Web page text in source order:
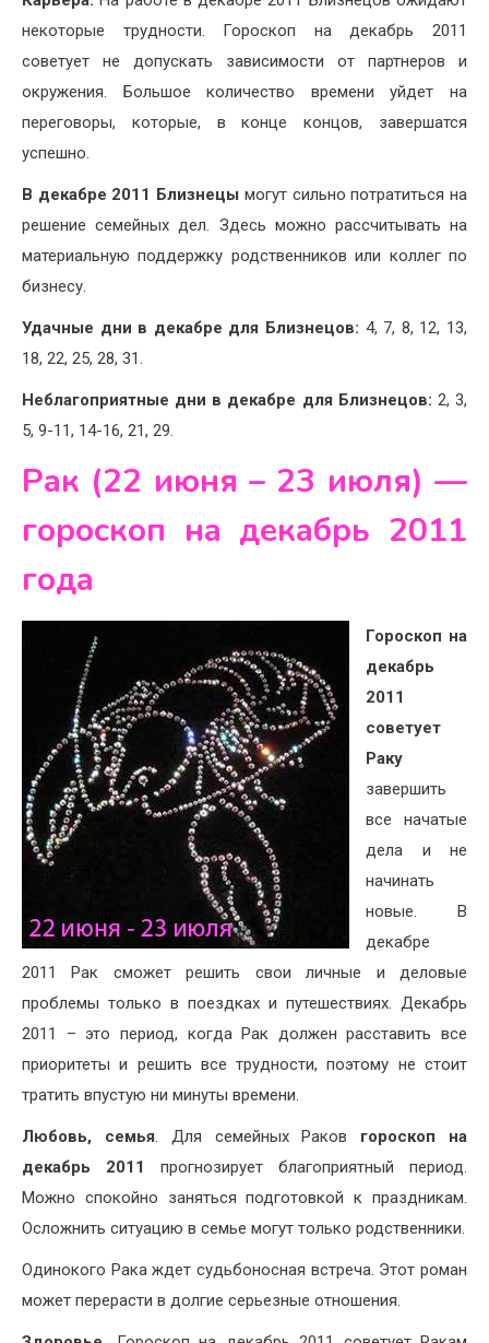
некоторые трудности. Гороскоп на декабрь 2011
советует не допускать зависимости от партнеров и
окружения. Большое количество времени уйдет на
переговоры, которые, в конце концов, завершатся
успешно.
В декабре 2011 Близнецы могут сильно потратиться на
решение семейных дел. Здесь можно рассчитывать на
материальную поддержку родственников или коллег по
бизнесу.
Удачные дни в декабре для Близнецов: 4, 7, 8, 12, 13,
18, 22, 25, 28, 31.
Неблагоприятные дни в декабре для Близнецов: 2, 3,
5, 9-11, 14-16, 21, 29.
Рак (22 июня – 23 июля) —
гороскоп на декабрь 2011
года
Гороскоп на
декабрь
2011
советует
Раку
завершить
все начатые
дела и не
начинать
новые. В
декабре
2011 Рак сможет решить свои личные и деловые
проблемы только в поездках и путешествиях. Декабрь
2011 – это период, когда Рак должен расставить все
приоритеты и решить все трудности, поэтому не стоит
тратить впустую ни минуты времени.
Любовь, семья. Для семейных Раков гороскоп на
декабрь 2011
прогнозирует благоприятный период.
Можно спокойно заняться подготовкой к праздникам.
Осложнить ситуацию в семье могут только родственники.
Одинокого Рака ждет судьбоносная встреча. Этот роман
может перерасти в долгие серьезные отношения.